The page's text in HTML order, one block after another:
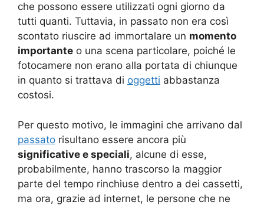
che possono essere utilizzati ogni giorno da
tutti quanti. Tuttavia, in passato non era così
scontato riuscire ad immortalare un momento
importante o una scena particolare, poiché le
fotocamere non erano alla portata di chiunque
in quanto si trattava di oggetti abbastanza
costosi.
Per questo motivo, le immagini che arrivano dal
passato risultano essere ancora più
significative e speciali, alcune di esse,
probabilmente, hanno trascorso la maggior
parte del tempo rinchiuse dentro a dei cassetti,
ma ora, grazie ad internet, le persone che ne